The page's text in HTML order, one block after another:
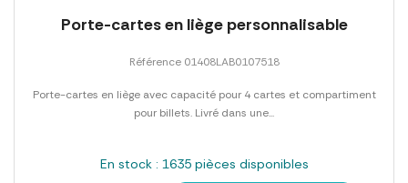
Porte-cartes en liège personnalisable
Référence 01408LAB0107518
Porte-cartes en liège avec capacité pour 4 cartes et compartiment
pour billets. Livré dans une...
En stock : 1635 pièces disponibles